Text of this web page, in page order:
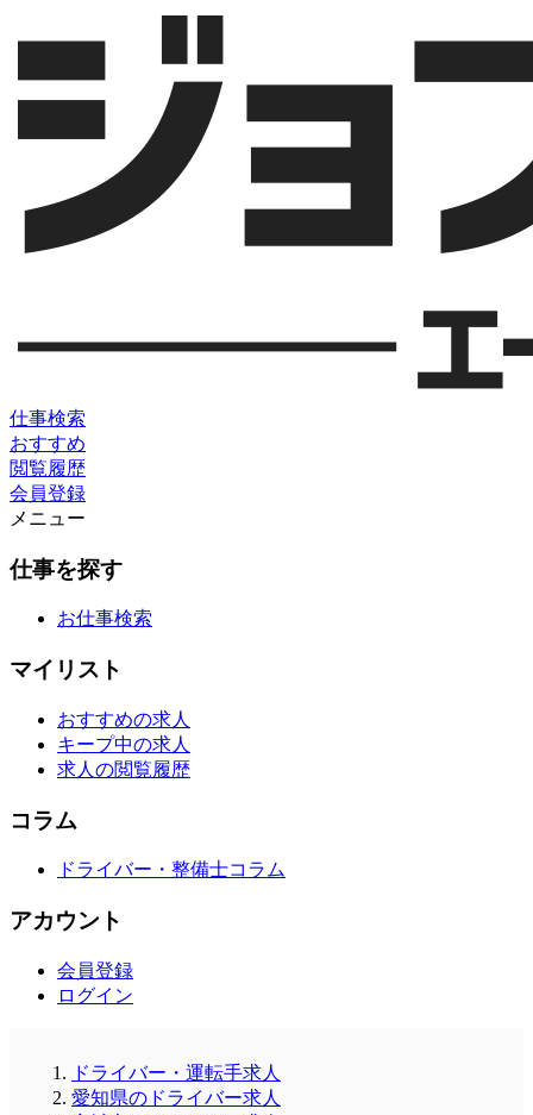
仕事検索
おすすめ
閲覧履歴
会員登録
メニュー
仕事を探す
お仕事検索
マイリスト
おすすめの求人
キープ中の求人
求人の閲覧履歴
コラム
ドライバー・整備士コラム
アカウント
会員登録
ログイン
ドライバー・運転手求人
愛知県のドライバー求人